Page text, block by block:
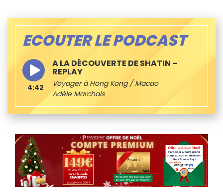
ECOUTER LE PODCAST
A LA DÉCOUVERTE DE SHATIN –
REPLAY
Voyager à Hong Kong / Macao
Adèle Marchais
4:42